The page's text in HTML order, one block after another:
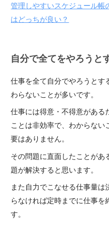
管理しやすいスケジュール帳
はどっちが良い？
自分で全てをやろうと
仕事を全て自分でやろうとす
わらないことが多いです。
仕事には得意・不得意がある
ことは非効率で、わからな
要はありません。
その問題に直面したことがあ
題が解決すると思います。
また自力でこなせる仕事量
らなければ定時までに仕事を
す。